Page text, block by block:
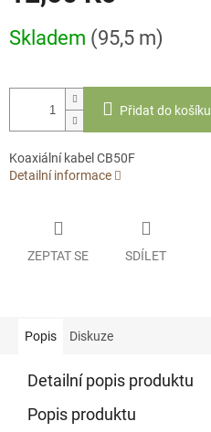
cena:
Skladem (95,5 m)
Přidat do košíku
Koaxiální kabel CB50F
Detailní informace
ZEPTAT SE SDÍLET
Popis Diskuze
Detailní popis produktu
Popis produktu